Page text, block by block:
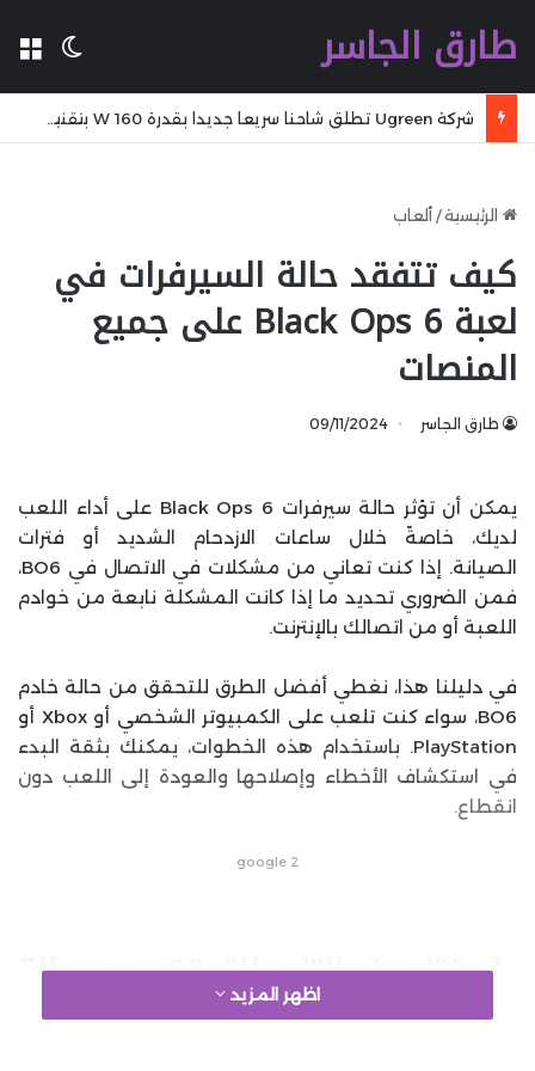
طارق الجاسر
شركة Ugreen تطلق شاحنا سريعا جديدا بقدرة 160 W بتقنية GaN مع تقنية WiFi وكابل مدمج وشاشة
الرئيسية/ ألعاب
كيف تتفقد حالة السيرفرات في
لعبة Black Ops 6 على جميع
المنصات
طارق الجاسر 09/11/2024
يمكن أن تؤثر حالة سيرفرات Black Ops 6 على أداء اللعب
لديك، خاصةً خلال ساعات الازدحام الشديد أو فترات
الصيانة. إذا كنت تعاني من مشكلات في الاتصال في BO6،
فمن الضروري تحديد ما إذا كانت المشكلة نابعة من خوادم
اللعبة أو من اتصالك بالإنترنت.
في دليلنا هذا، نغطي أفضل الطرق للتحقق من حالة خادم
BO6، سواء كنت تلعب على الكمبيوتر الشخصي أو Xbox أو
PlayStation. باستخدام هذه الخطوات، يمكنك بثقة البدء
في استكشاف الأخطاء وإصلاحها والعودة إلى اللعب دون
انقطاع.
google 2
طريقتان فعالتان للتحقق من حالة
سيرفرات Black Ops 6 اظهر المزيد